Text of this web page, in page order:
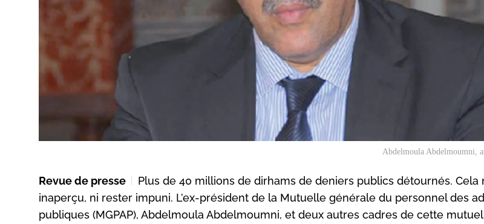
Abdelmoula Abdelmoumni,
Revue de presse
Plus de 40 millions de dirhams de deniers publics détournés. Cela
inaperçu, ni rester impuni. L’ex-président de la Mutuelle générale du personnel des
publiques (MGPAP), Abdelmoula Abdelmoumni, et deux autres cadres de cette